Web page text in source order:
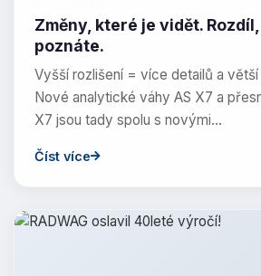
Změny, které je vidět.
poznáte.
Vyšší rozlišení = více detailů a
Nové analytické váhy AS X7 a
X7 jsou tady spolu s novými…
Číst více